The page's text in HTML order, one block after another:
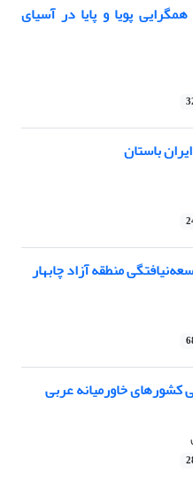
پویا و پایا در آسیای
باستان
منطقه آزاد چابهار
خاورمیانه عربی